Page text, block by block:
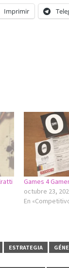
Imprimir
Games 4
octubre 23,
En
ESTRATEGIA